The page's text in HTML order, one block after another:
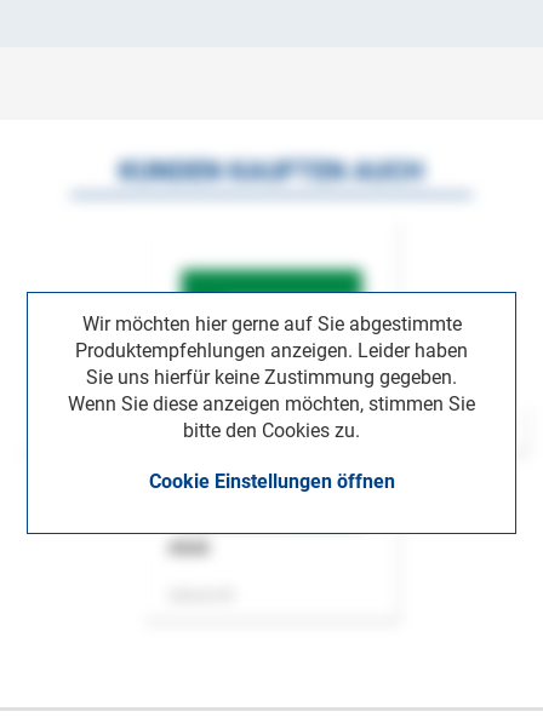
Wir möchten hier gerne auf Sie abgestimmte
Produktempfehlungen anzeigen. Leider haben
Sie uns hierfür keine Zustimmung gegeben.
Wenn Sie diese anzeigen möchten, stimmen Sie
bitte den Cookies zu.
Cookie Einstellungen öffnen
KUNDEN KAUFTEN AUCH